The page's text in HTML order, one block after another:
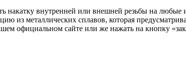
внутренней или внешней резьбы на любые
из металлических сплавов, которая
официальном сайте или же нажать на кнопку